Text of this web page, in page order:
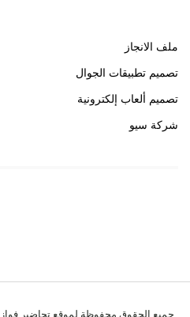
ملف الانجاز
تصميم تطبيقات الجوال
تصميم ألعاب إلكترونية
شركة سيو
جميع الحقوق محفوظة لموقع تحاضير